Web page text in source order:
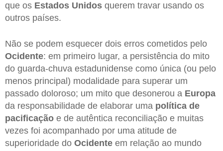
que os Estados Unidos querem travar usando os
outros países.
Não se podem esquecer dois erros cometidos pelo
Ocidente: em primeiro lugar, a persistência do mito
do guarda-chuva estadunidense como única (ou pelo
menos principal) modalidade para superar um
passado doloroso; um mito que desonerou a Europa
da responsabilidade de elaborar uma política de
pacificação e de autêntica reconciliação e muitas
vezes foi acompanhado por uma atitude de
superioridade do Ocidente em relação ao mundo